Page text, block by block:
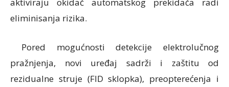
aktiviraju okidač automatskog prekidača radi
eliminisanja rizika.
Pored mogućnosti detekcije elektrolučnog
pražnjenja, novi uređaj sadrži i zaštitu od
rezidualne struje (FID sklopka), preopterećenja i